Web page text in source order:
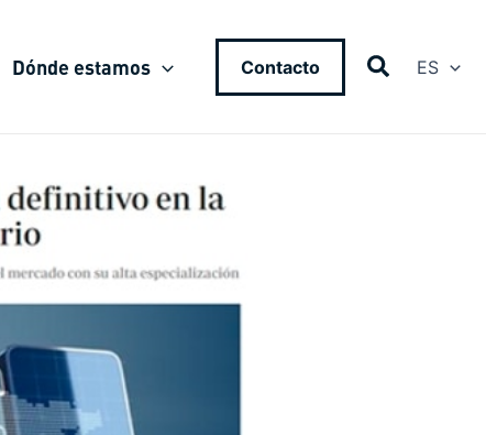
Dónde estamos Contacto ES